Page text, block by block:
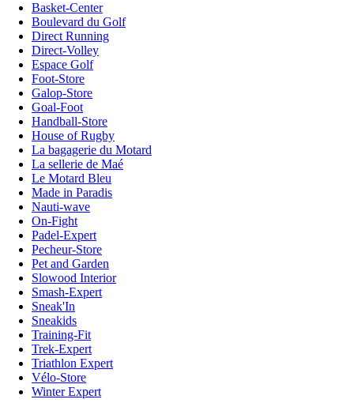
Basket-Center
Boulevard du Golf
Direct Running
Direct-Volley
Espace Golf
Foot-Store
Galop-Store
Goal-Foot
Handball-Store
House of Rugby
La bagagerie du Motard
La sellerie de Maé
Le Motard Bleu
Made in Paradis
Nauti-wave
On-Fight
Padel-Expert
Pecheur-Store
Pet and Garden
Slowood Interior
Smash-Expert
Sneak'In
Sneakids
Training-Fit
Trek-Expert
Triathlon Expert
Vélo-Store
Winter Expert